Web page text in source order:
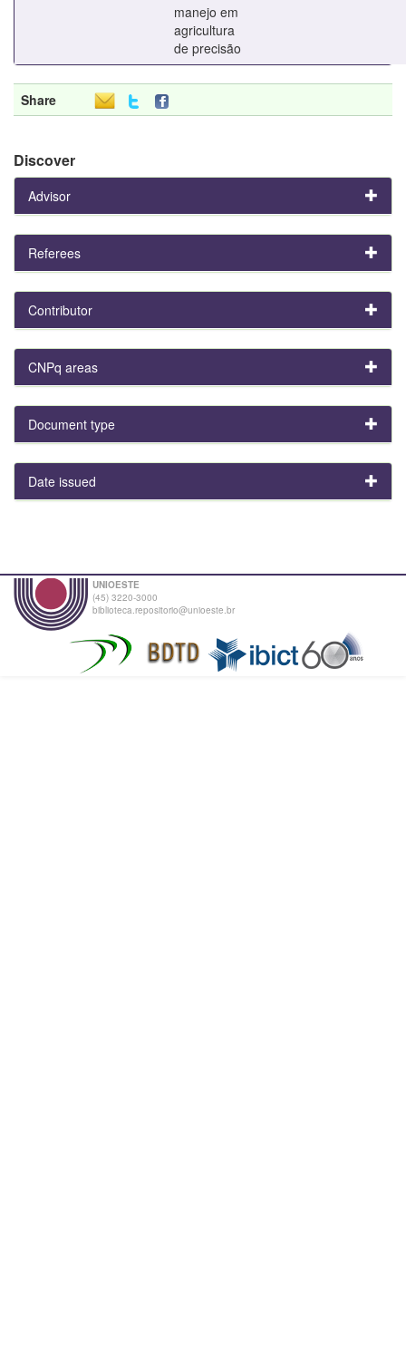
manejo em
agricultura
de precisão
Share
Discover
Advisor
Referees
Contributor
CNPq areas
Document type
Date issued
UNIOESTE
(45) 3220-3000
biblioteca.repositorio@unioeste.br